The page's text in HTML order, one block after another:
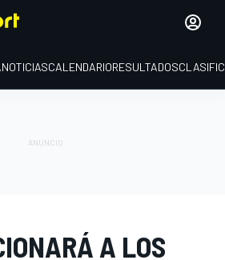
NOTICIASCALENDARIORESULTADOS
A LOS